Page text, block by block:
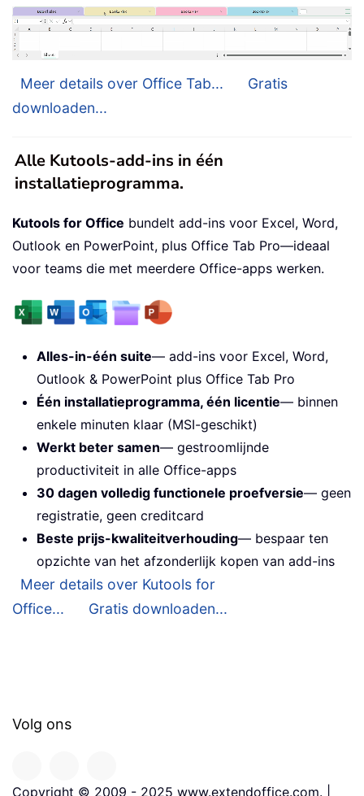
Meer details over Office Tab...
Gratis
downloaden...
Alle Kutools-add-ins in één
installatieprogramma.
Kutools for Office bundelt add-ins voor Excel, Word,
Outlook en PowerPoint, plus Office Tab Pro—ideaal
voor teams die met meerdere Office-apps werken.
Alles-in-één suite— add-ins voor Excel, Word,
Outlook & PowerPoint plus Office Tab Pro
Één installatieprogramma, één licentie— binnen
enkele minuten klaar (MSI-geschikt)
Werkt beter samen— gestroomlijnde
productiviteit in alle Office-apps
30 dagen volledig functionele proefversie— geen
registratie, geen creditcard
Beste prijs-kwaliteitverhouding— bespaar ten
opzichte van het afzonderlijk kopen van add-ins
Meer details over Kutools for
Office...
Gratis downloaden...
Volg ons
Copyright © 2009 - 2025 www.extendoffice.com. |